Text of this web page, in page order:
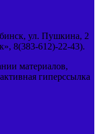
ул. Пушкина, 2
8(383-612)-22-43).
материалов,
гиперссылка